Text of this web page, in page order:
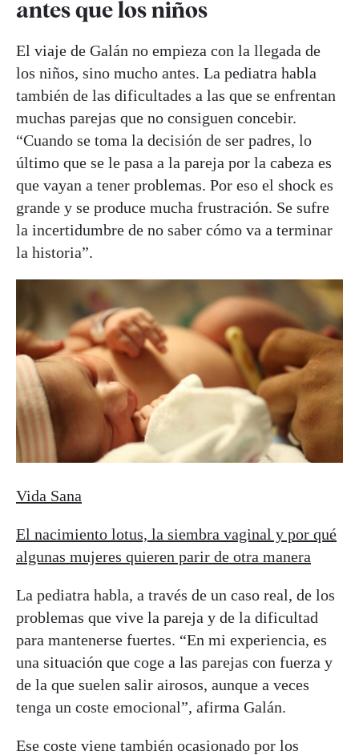
antes que los niños
El viaje de Galán no empieza con la llegada de
los niños, sino mucho antes. La pediatra habla
también de las dificultades a las que se enfrentan
muchas parejas que no consiguen concebir.
“Cuando se toma la decisión de ser padres, lo
último que se le pasa a la pareja por la cabeza es
que vayan a tener problemas. Por eso el shock es
grande y se produce mucha frustración. Se sufre
la incertidumbre de no saber cómo va a terminar
la historia”.
Vida Sana
El nacimiento lotus, la siembra vaginal y por qué
algunas mujeres quieren parir de otra manera
La pediatra habla, a través de un caso real, de los
problemas que vive la pareja y de la dificultad
para mantenerse fuertes. “En mi experiencia, es
una situación que coge a las parejas con fuerza y
de la que suelen salir airosos, aunque a veces
tenga un coste emocional”, afirma Galán.
Ese coste viene también ocasionado por los